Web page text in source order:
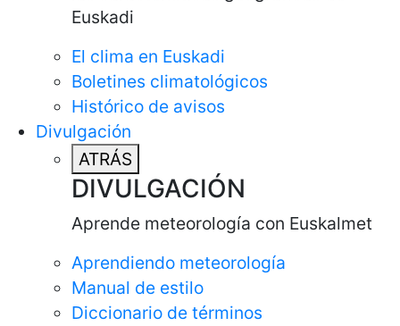
Euskadi
El clima en Euskadi
Boletines climatológicos
Histórico de avisos
Divulgación
ATRÁS
DIVULGACIÓN
Aprende meteorología con Euskalmet
Aprendiendo meteorología
Manual de estilo
Diccionario de términos